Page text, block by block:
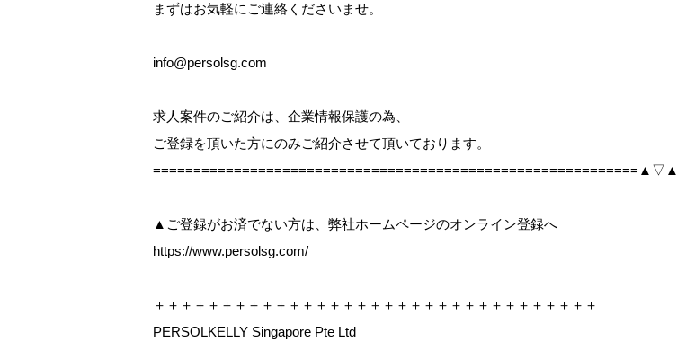
まずはお気軽にご連絡くださいませ。
info@persolsg.com
求人案件のご紹介は、企業情報保護の為、
ご登録を頂いた方にのみご紹介させて頂いております。
============================================================▲▽▲
▲ご登録がお済でない方は、弊社ホームページのオンライン登録へ
https://www.persolsg.com/
＋＋＋＋＋＋＋＋＋＋＋＋＋＋＋＋＋＋＋＋＋＋＋＋＋＋＋＋＋＋＋＋＋
PERSOLKELLY Singapore Pte Ltd